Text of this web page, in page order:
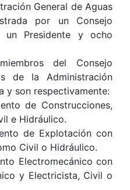
General de Aguas
por un Consejo
un Presidente y ocho
del Consejo
de la Administración
y son respectivamente:
de Construcciones,
e Hidráulico.
de Explotación con
Civil o Hidráulico.
Electromecánico con
y Electricista, Civil o